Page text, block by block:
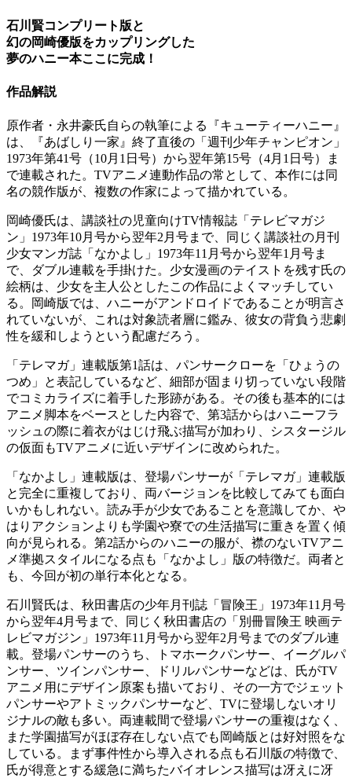
石川賢コンプリート版と
幻の岡崎優版をカップリングした
夢のハニー本ここに完成！
作品解説
原作者・永井豪氏自らの執筆による『キューティーハニー』
は、『あばしり一家』終了直後の「週刊少年チャンピオン」
1973年第41号（10月1日号）から翌年第15号（4月1日号）ま
で連載された。TVアニメ連動作品の常として、本作には同
名の競作版が、複数の作家によって描かれている。
岡崎優氏は、講談社の児童向けTV情報誌「テレビマガジ
ン」1973年10月号から翌年2月号まで、同じく講談社の月刊
少女マンガ誌「なかよし」1973年11月号から翌年1月号ま
で、ダブル連載を手掛けた。少女漫画のテイストを残す氏の
絵柄は、少女を主人公としたこの作品によくマッチしてい
る。岡崎版では、ハニーがアンドロイドであることが明言さ
れていないが、これは対象読者層に鑑み、彼女の背負う悲劇
性を緩和しようという配慮だろう。
「テレマガ」連載版第1話は、パンサークローを「ひょうの
つめ」と表記しているなど、細部が固まり切っていない段階
でコミカライズに着手した形跡がある。その後も基本的には
アニメ脚本をベースとした内容で、第3話からはハニーフラ
ッシュの際に着衣がはじけ飛ぶ描写が加わり、シスタージル
の仮面もTVアニメに近いデザインに改められた。
「なかよし」連載版は、登場パンサーが「テレマガ」連載版
と完全に重複しており、両バージョンを比較してみても面白
いかもしれない。読み手が少女であることを意識してか、や
はりアクションよりも学園や寮での生活描写に重きを置く傾
向が見られる。第2話からのハニーの服が、襟のないTVアニ
メ準拠スタイルになる点も「なかよし」版の特徴だ。両者と
も、今回が初の単行本化となる。
石川賢氏は、秋田書店の少年月刊誌「冒険王」1973年11月号
から翌年4月号まで、同じく秋田書店の「別冊冒険王 映画テ
レビマガジン」1973年11月号から翌年2月号までのダブル連
載。登場パンサーのうち、トマホークパンサー、イーグルパ
ンサー、ツインパンサー、ドリルパンサーなどは、氏がTV
アニメ用にデザイン原案も描いており、その一方でジェット
パンサーやアトミックパンサーなど、TVに登場しないオリ
ジナルの敵も多い。両連載間で登場パンサーの重複はなく、
また学園描写がほぼ存在しない点でも岡崎版とは好対照をな
している。まず事件性から導入される点も石川版の特徴で、
氏が得意とする緩急に満ちたバイオレンス描写は冴えに冴